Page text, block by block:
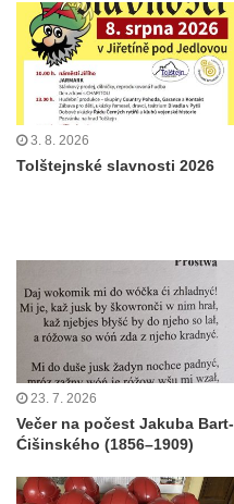
3. 8. 2026
Tolštejnské slavnosti 2026
23. 7. 2026
Večer na počest Jakuba Bart-
Ćišinského (1856–1909)